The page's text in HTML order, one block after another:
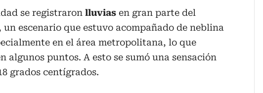
se registraron lluvias en gran parte del
escenario que estuvo acompañado de neblina
en el área metropolitana, lo que
algunos puntos. A esto se sumó una sensación
grados centígrados.